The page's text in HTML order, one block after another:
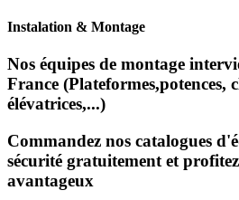
Instalation & Montage
Nos équipes de montage
France (Plateformes,potences,
élévatrices,...)
Commandez nos catalogues
sécurité gratuitement et
avantageux